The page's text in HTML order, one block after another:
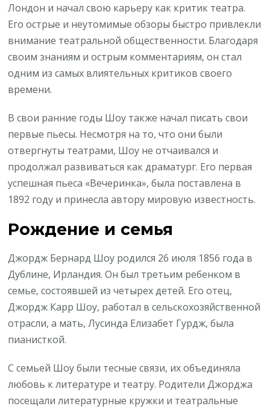
Лондон и начал свою карьеру как критик театра.
Его острые и неутомимые обзоры быстро привлекли
внимание театральной общественности. Благодаря
своим знаниям и острым комментариям, он стал
одним из самых влиятельных критиков своего
времени.
В свои ранние годы Шоу также начал писать свои
первые пьесы. Несмотря на то, что они были
отвергнуты театрами, Шоу не отчаивался и
продолжал развиваться как драматург. Его первая
успешная пьеса «Вечеринка», была поставлена в
1892 году и принесла автору мировую известность.
Рождение и семья
Джордж Бернард Шоу родился 26 июля 1856 года в
Дублине, Ирландия. Он был третьим ребенком в
семье, состоявшей из четырех детей. Его отец,
Джордж Карр Шоу, работал в сельскохозяйственной
отрасли, а мать, Лусинда Елизабет Гурдж, была
пианисткой.
С семьей Шоу были тесные связи, их объединяла
любовь к литературе и театру. Родители Джорджа
посещали литературные кружки и театральные